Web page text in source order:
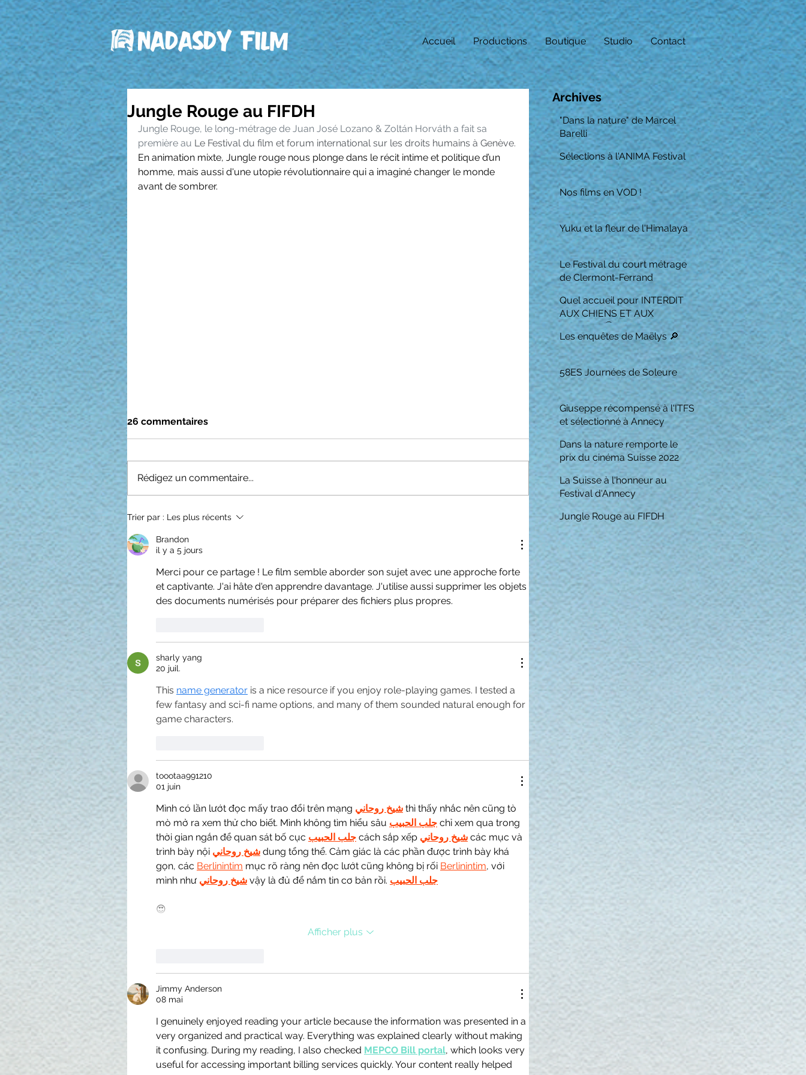
Accueil Productions Boutique Studio Contact
Jungle Rouge au FIFDH
Jungle Rouge, le long-métrage de Juan José Lozano & Zoltán Horváth a fait sa
première au Le Festival du film et forum international sur les droits humains à Genève.
En animation mixte, Jungle rouge nous plonge dans le récit intime et politique d’un
homme, mais aussi d'une utopie révolutionnaire qui a imaginé changer le monde
avant de sombrer.
26 commentaires
Rédigez un commentaire...
Trier par : Les plus récents
Brandon
il y a 5 jours
Merci pour ce partage ! Le film semble aborder son sujet avec une approche forte
et captivante. J'ai hâte d'en apprendre davantage. J'utilise aussi supprimer les objets
des documents numérisés pour préparer des fichiers plus propres.
sharly yang
20 juil.
This name generator is a nice resource if you enjoy role-playing games. I tested a
few fantasy and sci-fi name options, and many of them sounded natural enough for
game characters.
toootaa991210
01 juin
Mình có lần lướt đọc mấy trao đổi trên mạng شيخ روحاني thì thấy nhắc nên cũng tò
mò mở ra xem thử cho biết. Mình không tìm hiểu sâu جلب الحبيب chỉ xem qua trong
thời gian ngắn để quan sát bố cục جلب الحبيب cách sắp xếp شيخ روحاني các mục và
trình bày nội شيخ روحاني dung tổng thể. Cảm giác là các phần được trình bày khá
gọn, các Berlinintim mục rõ ràng nên đọc lướt cũng không bị rối Berlinintim, với
mình như شيخ روحاني vậy là đủ để nắm tin cơ bản rồi. جلب الحبيب
😍
Afficher plus
Jimmy Anderson
08 mai
I genuinely enjoyed reading your article because the information was presented in a
very organized and practical way. Everything was explained clearly without making
it confusing. During my reading, I also checked MEPCO Bill portal, which looks very
useful for accessing important billing services quickly. Your content really helped
Archives
"Dans la nature" de Marcel
Barelli
Sélections à l'ANIMA Festival
Nos films en VOD !
Yuku et la fleur de l'Himalaya
Le Festival du court métrage
de Clermont-Ferrand
Quel accueil pour INTERDIT
AUX CHIENS ET AUX
ITALIENS 🏆
Les enquêtes de Maëlys 🔎
58ES Journées de Soleure
Giuseppe récompensé à l'ITFS
et sélectionné à Annecy
Dans la nature remporte le
prix du cinéma Suisse 2022
La Suisse à l'honneur au
Festival d'Annecy
Jungle Rouge au FIFDH